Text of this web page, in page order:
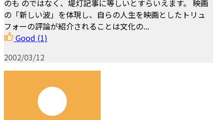
のも のではなく、堤灯記事に等しいとすらいえます。 映画
の「新しい波」を体現し、自らの人生を映画としたトリュ
フォーの評論が紹介されることは文化の...
Good (1)
2002/03/12